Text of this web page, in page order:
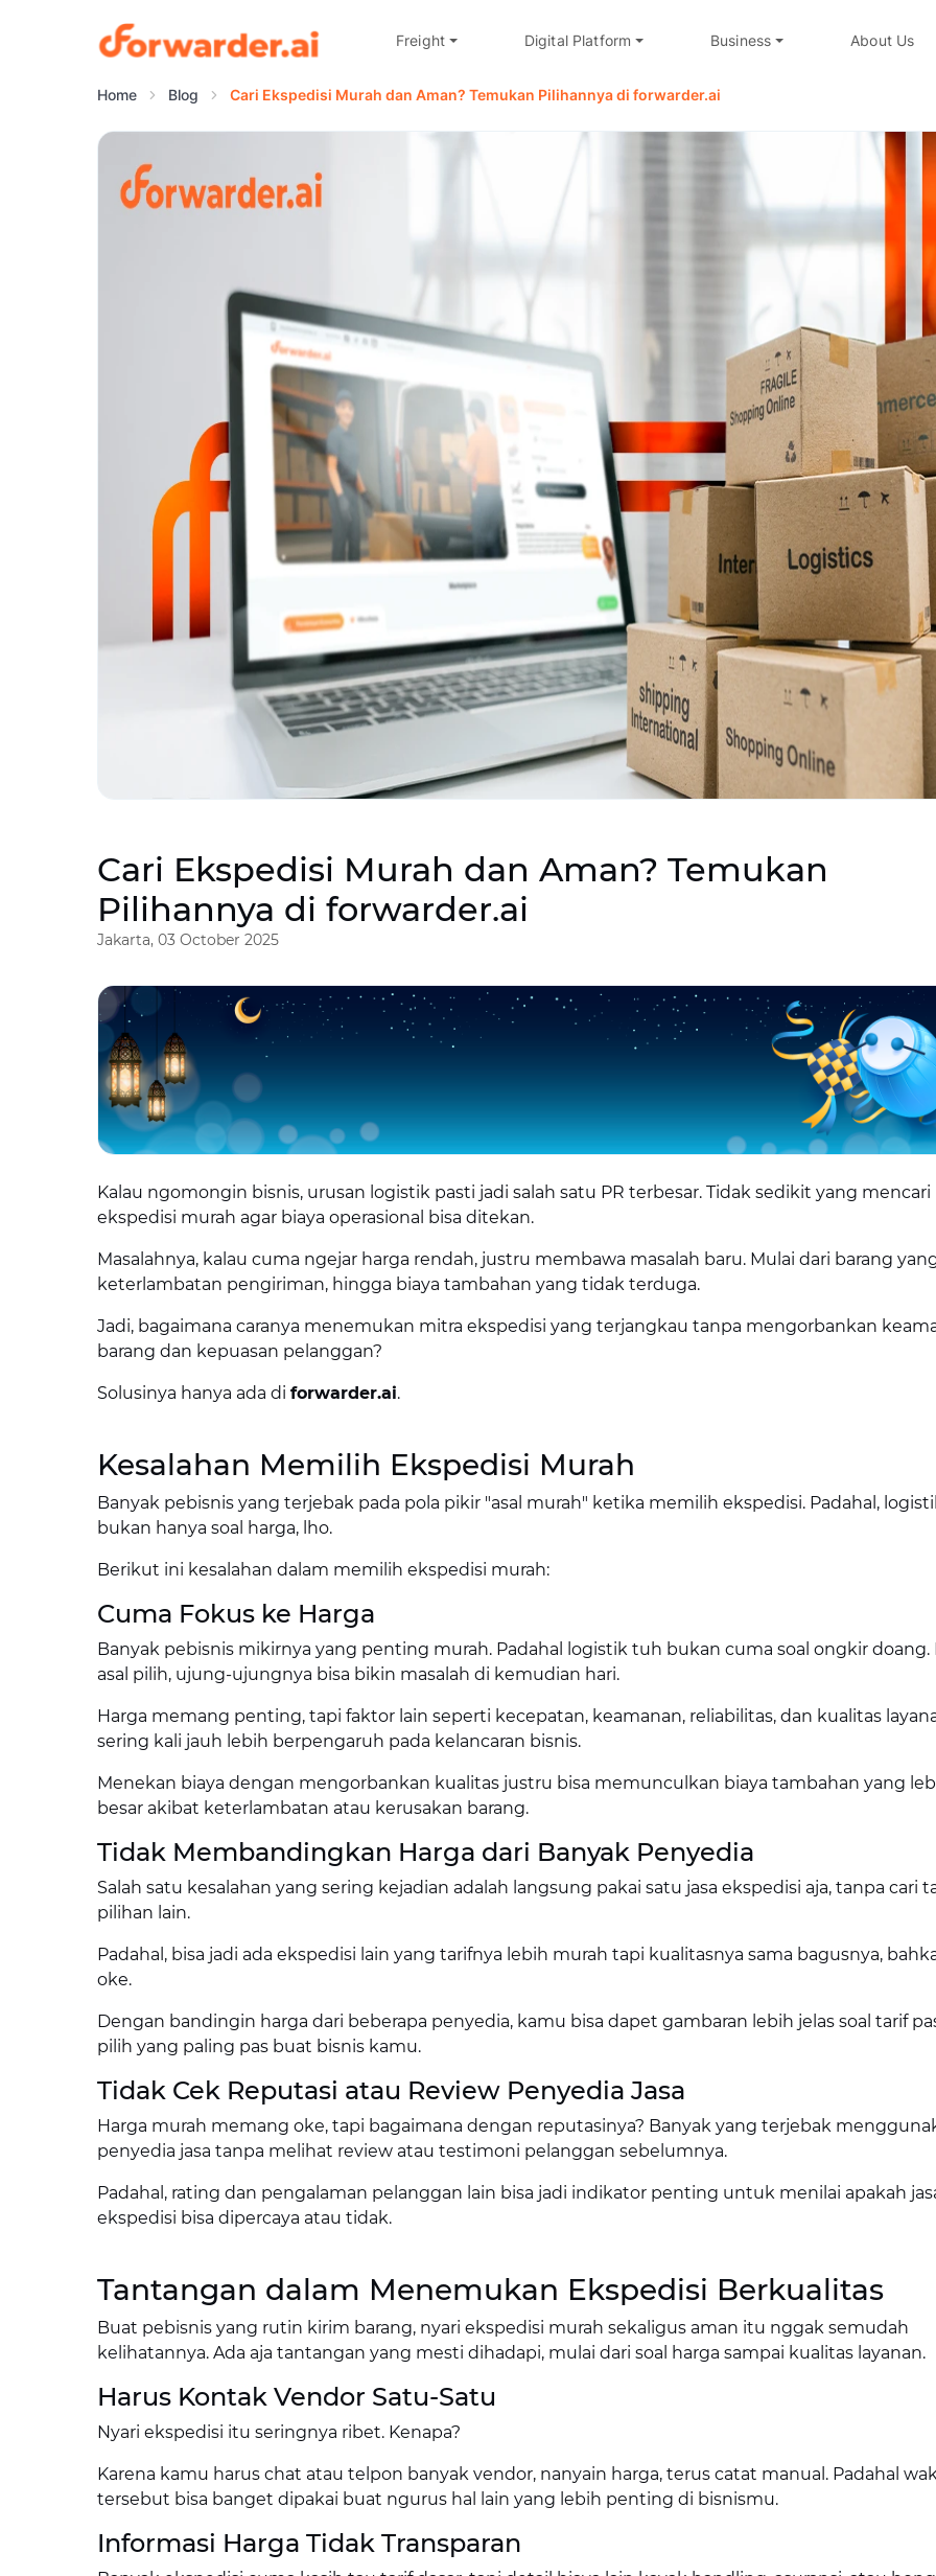
Forwarder
Freight Digital Platform Business About Us
Home Blog Cari Ekspedisi Murah dan Aman? Temukan Pilihannya di forwarder.ai
Cari Ekspedisi Murah dan Aman? Temukan
Pilihannya di forwarder.ai
Jakarta, 03 October 2025
Kalau ngomongin bisnis, urusan logistik pasti jadi salah satu PR terbesar. Tidak sedikit yang mencari
ekspedisi murah agar biaya operasional bisa ditekan.
Masalahnya, kalau cuma ngejar harga rendah, justru membawa masalah baru. Mulai dari barang
keterlambatan pengiriman, hingga biaya tambahan yang tidak terduga.
Jadi, bagaimana caranya menemukan mitra ekspedisi yang terjangkau tanpa mengorbankan
barang dan kepuasan pelanggan?
Solusinya hanya ada di forwarder.ai.
Kesalahan Memilih Ekspedisi Murah
Banyak pebisnis yang terjebak pada pola pikir "asal murah" ketika memilih ekspedisi. Padahal,
bukan hanya soal harga, lho.
Berikut ini kesalahan dalam memilih ekspedisi murah:
Cuma Fokus ke Harga
Banyak pebisnis mikirnya yang penting murah. Padahal logistik tuh bukan cuma soal ongkir doang.
asal pilih, ujung-ujungnya bisa bikin masalah di kemudian hari.
Harga memang penting, tapi faktor lain seperti kecepatan, keamanan, reliabilitas, dan kualitas
sering kali jauh lebih berpengaruh pada kelancaran bisnis.
Menekan biaya dengan mengorbankan kualitas justru bisa memunculkan biaya tambahan yang
besar akibat keterlambatan atau kerusakan barang.
Tidak Membandingkan Harga dari Banyak Penyedia
Salah satu kesalahan yang sering kejadian adalah langsung pakai satu jasa ekspedisi aja, tanpa cari
pilihan lain.
Padahal, bisa jadi ada ekspedisi lain yang tarifnya lebih murah tapi kualitasnya sama bagusnya,
oke.
Dengan bandingin harga dari beberapa penyedia, kamu bisa dapet gambaran lebih jelas soal tarif
pilih yang paling pas buat bisnis kamu.
Tidak Cek Reputasi atau Review Penyedia Jasa
Harga murah memang oke, tapi bagaimana dengan reputasinya? Banyak yang terjebak
penyedia jasa tanpa melihat review atau testimoni pelanggan sebelumnya.
Padahal, rating dan pengalaman pelanggan lain bisa jadi indikator penting untuk menilai apakah
ekspedisi bisa dipercaya atau tidak.
Tantangan dalam Menemukan Ekspedisi Berkualitas
Buat pebisnis yang rutin kirim barang, nyari ekspedisi murah sekaligus aman itu nggak semudah
kelihatannya. Ada aja tantangan yang mesti dihadapi, mulai dari soal harga sampai kualitas layanan.
Harus Kontak Vendor Satu-Satu
Nyari ekspedisi itu seringnya ribet. Kenapa?
Karena kamu harus chat atau telpon banyak vendor, nanyain harga, terus catat manual. Padahal
tersebut bisa banget dipakai buat ngurus hal lain yang lebih penting di bisnismu.
Informasi Harga Tidak Transparan